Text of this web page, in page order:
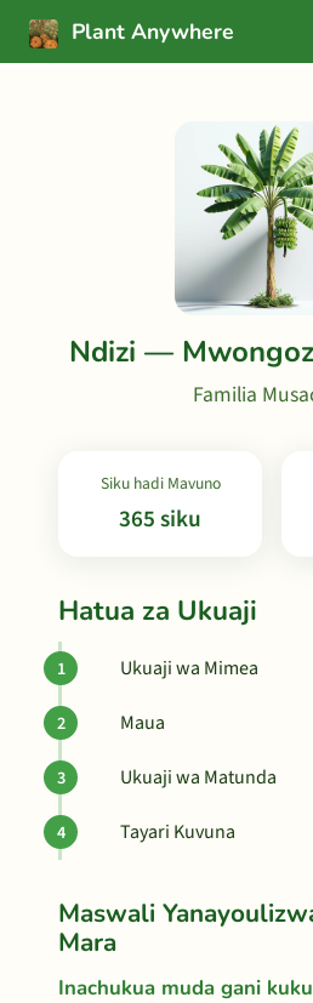
Plant Anywhere
Ndizi —
Familia
Siku hadi Mavuno
365 siku
Hatua za Ukuaji
Ukuaji wa Mimea
Maua
Ukuaji wa Matunda
Tayari Kuvuna
Maswali
Mara
Inachukua muda gani